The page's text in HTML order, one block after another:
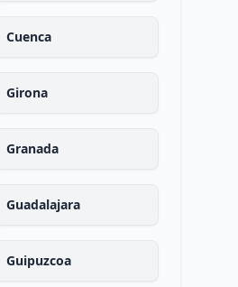
Cuenca
Girona
Granada
Guadalajara
Guipuzcoa